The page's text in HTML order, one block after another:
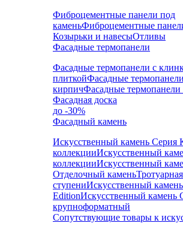
Фиброцементные панели под
каменьФиброцементные
Козырьки и навесыОтливы
Фасадные термопанели
Фасадные термопанели с
плиткойФасадные
кирпичФасадные термопанели
Фасадная доска
до -30%
Фасадный камень
Искусственный камень Серия
коллекцииИскусственный
коллекцииИскусственный
Отделочный камень
ступениИскусственный
EditionИскусственный камень
крупноформатный
Сопутствующие товары к